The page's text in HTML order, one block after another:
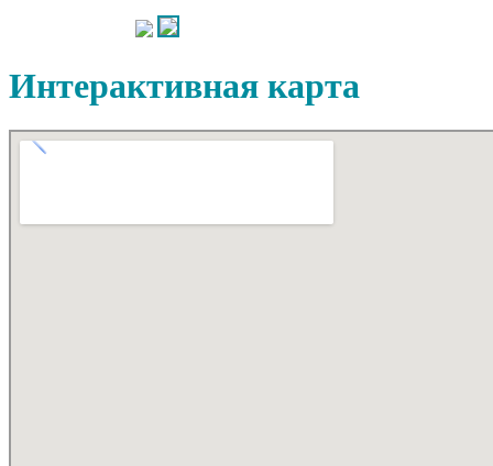
Интерактивная карта